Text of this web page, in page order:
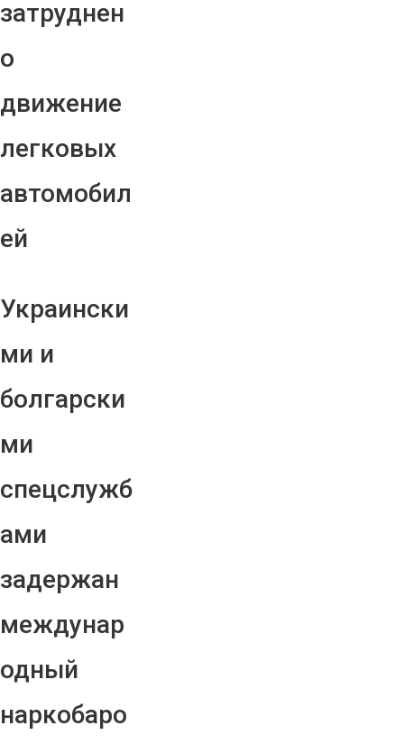
затруднен
о
движение
легковых
автомобил
ей
Украински
ми и
болгарски
ми
спецслужб
ами
задержан
междунар
одный
наркобаро